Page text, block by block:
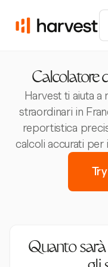
Calcolatore
Harvest ti aiuta a
straordinari in
reportistica
calcoli accurati per
Quanto